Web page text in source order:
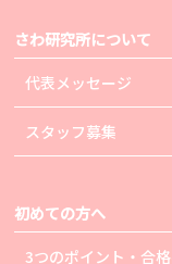
さわ研究所について
代表メッセージ
スタッフ募集
初めての方へ
3つのポイント・合